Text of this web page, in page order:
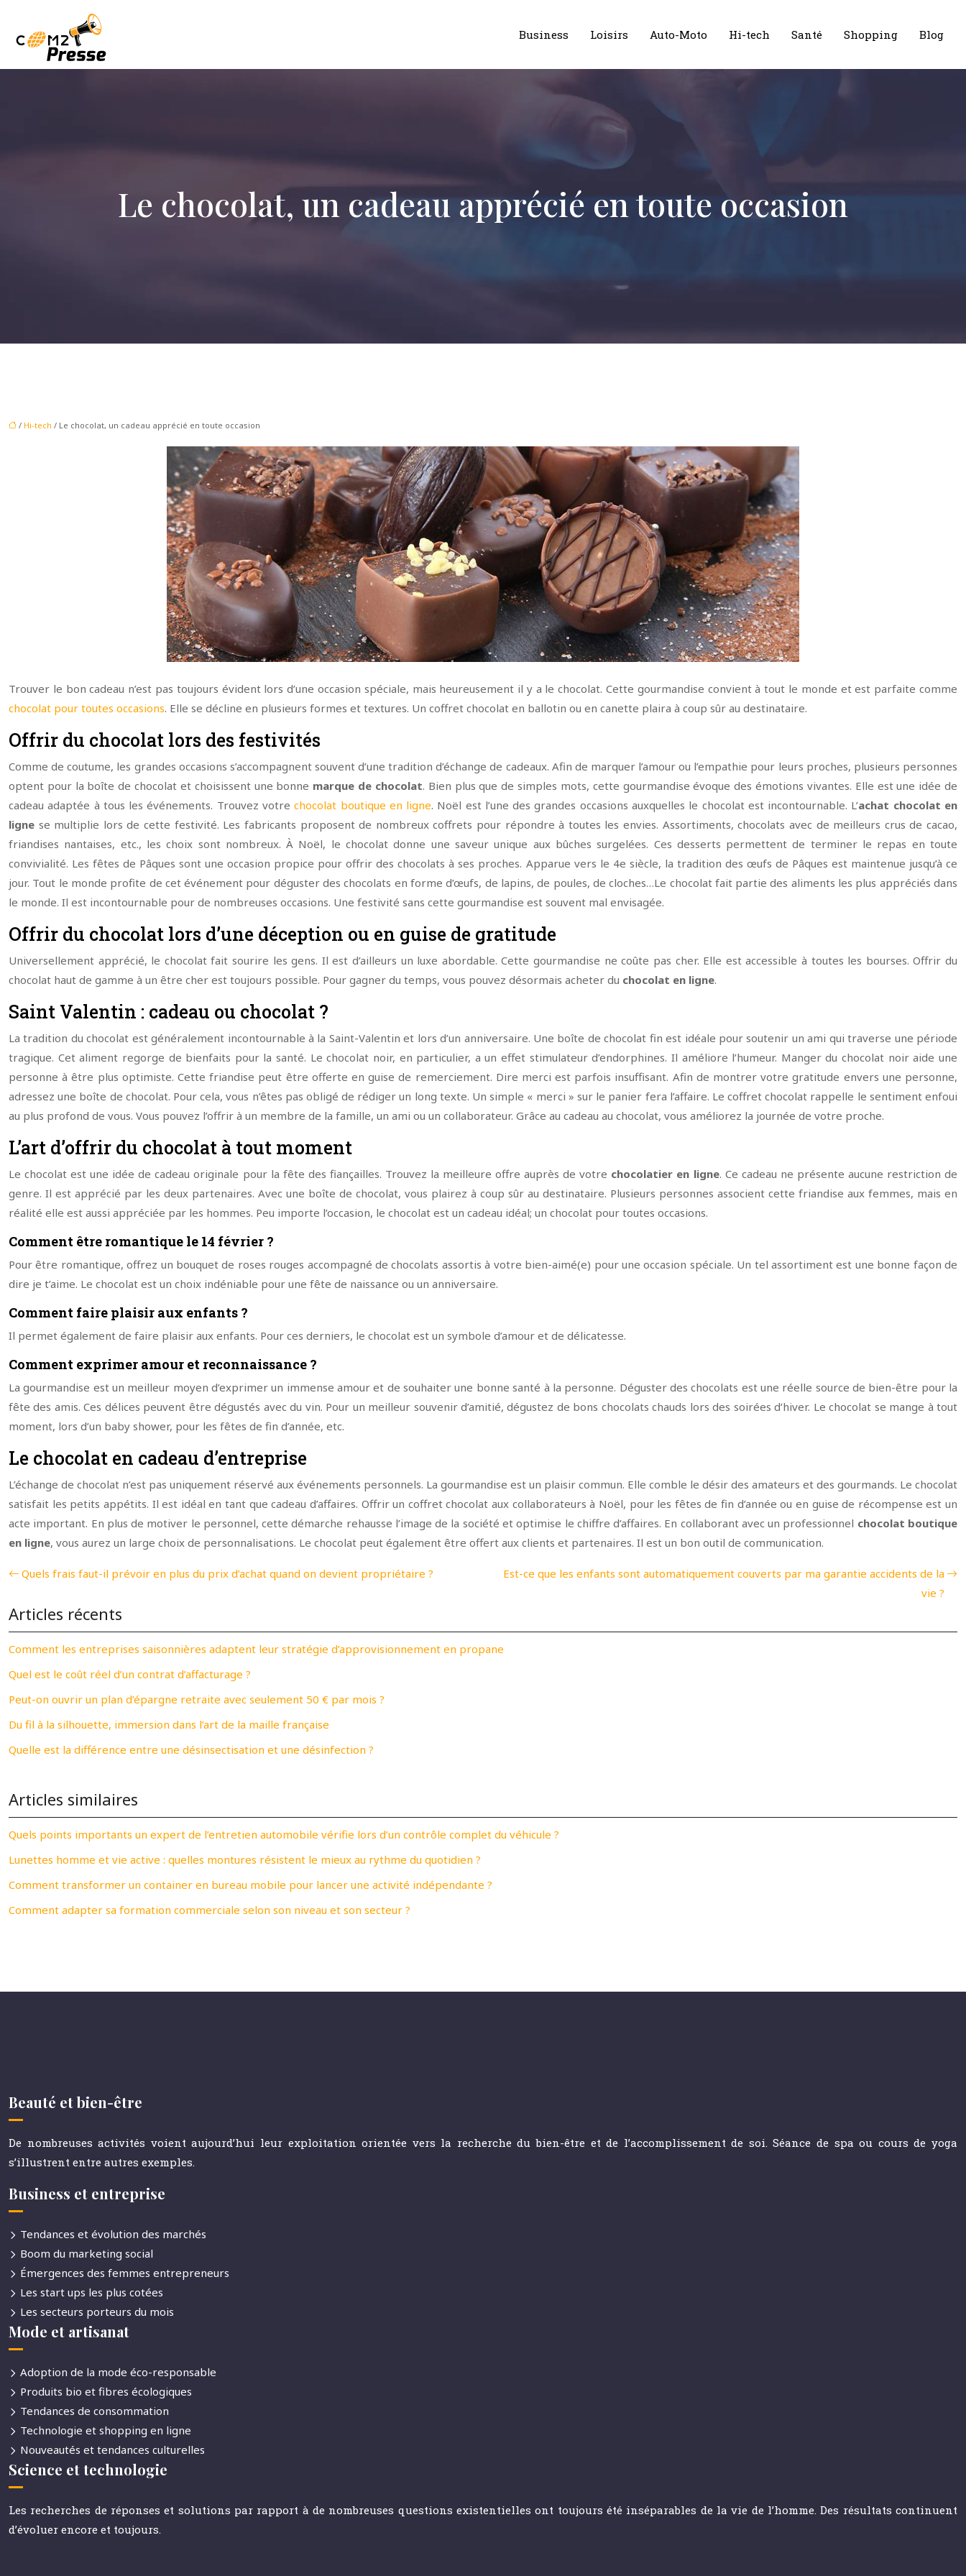
Business Loisirs Auto-Moto Hi-tech Santé Shopping Blog
Le chocolat, un cadeau apprécié en toute occasion
/ Hi-tech / Le chocolat, un cadeau apprécié en toute occasion
Trouver le bon cadeau n’est pas toujours évident lors d’une occasion spéciale, mais heureusement il y a le chocolat. Cette gourmandise convient à tout le monde et est parfaite comme
chocolat pour toutes occasions. Elle se décline en plusieurs formes et textures. Un coffret chocolat en ballotin ou en canette plaira à coup sûr au destinataire.
Offrir du chocolat lors des festivités
Comme de coutume, les grandes occasions s’accompagnent souvent d’une tradition d’échange de cadeaux. Afin de marquer l’amour ou l’empathie pour leurs proches, plusieurs personnes
optent pour la boîte de chocolat et choisissent une bonne marque de chocolat. Bien plus que de simples mots, cette gourmandise évoque des émotions vivantes. Elle est une idée de
cadeau adaptée à tous les événements. Trouvez votrechocolat boutique en ligne. Noël est l’une des grandes occasions auxquelles le chocolat est incontournable. L’achat chocolat en
ligne se multiplie lors de cette festivité. Les fabricants proposent de nombreux coffrets pour répondre à toutes les envies. Assortiments, chocolats avec de meilleurs crus de cacao,
friandises nantaises, etc., les choix sont nombreux. À Noël, le chocolat donne une saveur unique aux bûches surgelées. Ces desserts permettent de terminer le repas en toute
convivialité. Les fêtes de Pâques sont une occasion propice pour offrir des chocolats à ses proches. Apparue vers le 4e siècle, la tradition des œufs de Pâques est maintenue jusqu’à ce
jour. Tout le monde profite de cet événement pour déguster des chocolats en forme d’œufs, de lapins, de poules, de cloches…Le chocolat fait partie des aliments les plus appréciés dans
le monde. Il est incontournable pour de nombreuses occasions. Une festivité sans cette gourmandise est souvent mal envisagée.
Offrir du chocolat lors d’une déception ou en guise de gratitude
Universellement apprécié, le chocolat fait sourire les gens. Il est d’ailleurs un luxe abordable. Cette gourmandise ne coûte pas cher. Elle est accessible à toutes les bourses. Offrir du
chocolat haut de gamme à un être cher est toujours possible. Pour gagner du temps, vous pouvez désormais acheter du chocolat en ligne.
Saint Valentin : cadeau ou chocolat ?
La tradition du chocolat est généralement incontournable à la Saint-Valentin et lors d’un anniversaire. Une boîte de chocolat fin est idéale pour soutenir un ami qui traverse une période
tragique. Cet aliment regorge de bienfaits pour la santé. Le chocolat noir, en particulier, a un effet stimulateur d’endorphines. Il améliore l’humeur. Manger du chocolat noir aide une
personne à être plus optimiste. Cette friandise peut être offerte en guise de remerciement. Dire merci est parfois insuffisant. Afin de montrer votre gratitude envers une personne,
adressez une boîte de chocolat. Pour cela, vous n’êtes pas obligé de rédiger un long texte. Un simple « merci » sur le panier fera l’affaire. Le coffret chocolat rappelle le sentiment enfoui
au plus profond de vous. Vous pouvez l’offrir à un membre de la famille, un ami ou un collaborateur. Grâce au cadeau au chocolat, vous améliorez la journée de votre proche.
L’art d’offrir du chocolat à tout moment
Le chocolat est une idée de cadeau originale pour la fête des fiançailles. Trouvez la meilleure offre auprès de votre chocolatier en ligne. Ce cadeau ne présente aucune restriction de
genre. Il est apprécié par les deux partenaires. Avec une boîte de chocolat, vous plairez à coup sûr au destinataire. Plusieurs personnes associent cette friandise aux femmes, mais en
réalité elle est aussi appréciée par les hommes. Peu importe l’occasion, le chocolat est un cadeau idéal; un chocolat pour toutes occasions.
Comment être romantique le 14 février ?
Pour être romantique, offrez un bouquet de roses rouges accompagné de chocolats assortis à votre bien-aimé(e) pour une occasion spéciale. Un tel assortiment est une bonne façon de
dire je t’aime. Le chocolat est un choix indéniable pour une fête de naissance ou un anniversaire.
Comment faire plaisir aux enfants ?
Il permet également de faire plaisir aux enfants. Pour ces derniers, le chocolat est un symbole d’amour et de délicatesse.
Comment exprimer amour et reconnaissance ?
La gourmandise est un meilleur moyen d’exprimer un immense amour et de souhaiter une bonne santé à la personne. Déguster des chocolats est une réelle source de bien-être pour la
fête des amis. Ces délices peuvent être dégustés avec du vin. Pour un meilleur souvenir d’amitié, dégustez de bons chocolats chauds lors des soirées d’hiver. Le chocolat se mange à tout
moment, lors d’un baby shower, pour les fêtes de fin d’année, etc.
Le chocolat en cadeau d’entreprise
L’échange de chocolat n’est pas uniquement réservé aux événements personnels. La gourmandise est un plaisir commun. Elle comble le désir des amateurs et des gourmands. Le chocolat
satisfait les petits appétits. Il est idéal en tant que cadeau d’affaires. Offrir un coffret chocolat aux collaborateurs à Noël, pour les fêtes de fin d’année ou en guise de récompense est un
acte important. En plus de motiver le personnel, cette démarche rehausse l’image de la société et optimise le chiffre d’affaires. En collaborant avec un professionnel chocolat boutique
en ligne, vous aurez un large choix de personnalisations. Le chocolat peut également être offert aux clients et partenaires. Il est un bon outil de communication.
Quels frais faut-il prévoir en plus du prix d’achat quand on devient propriétaire ?
Est-ce que les enfants sont automatiquement couverts par ma garantie accidents de la
vie ?
Articles récents
Comment les entreprises saisonnières adaptent leur stratégie d’approvisionnement en propane
Quel est le coût réel d’un contrat d’affacturage ?
Peut-on ouvrir un plan d’épargne retraite avec seulement 50 € par mois ?
Du fil à la silhouette, immersion dans l’art de la maille française
Quelle est la différence entre une désinsectisation et une désinfection ?
Articles similaires
Quels points importants un expert de l’entretien automobile vérifie lors d’un contrôle complet du véhicule ?
Lunettes homme et vie active : quelles montures résistent le mieux au rythme du quotidien ?
Comment transformer un container en bureau mobile pour lancer une activité indépendante ?
Comment adapter sa formation commerciale selon son niveau et son secteur ?
Beauté et bien-être
De nombreuses activités voient aujourd’hui leur exploitation orientée vers la recherche du bien-être et de l’accomplissement de soi. Séance de spa ou cours de yoga
s’illustrent entre autres exemples.
Business et entreprise
Tendances et évolution des marchés
Boom du marketing social
Émergences des femmes entrepreneurs
Les start ups les plus cotées
Les secteurs porteurs du mois
Mode et artisanat
Adoption de la mode éco-responsable
Produits bio et fibres écologiques
Tendances de consommation
Technologie et shopping en ligne
Nouveautés et tendances culturelles
Science et technologie
Les recherches de réponses et solutions par rapport à de nombreuses questions existentielles ont toujours été inséparables de la vie de l’homme. Des résultats continuent
d’évoluer encore et toujours.